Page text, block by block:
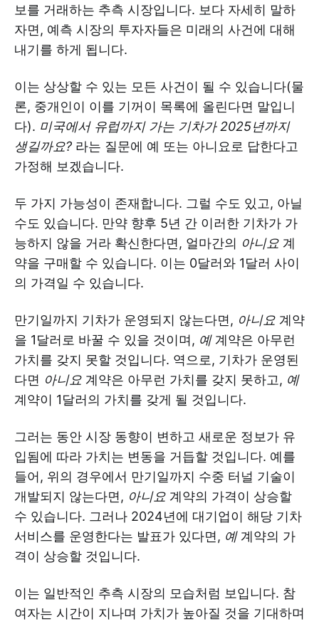
보를 거래하는 추측 시장입니다. 보다 자세히 말하
자면, 예측 시장의 투자자들은 미래의 사건에 대해
내기를 하게 됩니다.
이는 상상할 수 있는 모든 사건이 될 수 있습니다(물
론, 중개인이 이를 기꺼이 목록에 올린다면 말입니
다). 미국에서 유럽까지 가는 기차가 2025년까지
생길까요? 라는 질문에 예 또는 아니요로 답한다고
가정해 보겠습니다.
두 가지 가능성이 존재합니다. 그럴 수도 있고, 아닐
수도 있습니다. 만약 향후 5년 간 이러한 기차가 가
능하지 않을 거라 확신한다면, 얼마간의 아니요 계
약을 구매할 수 있습니다. 이는 0달러와 1달러 사이
의 가격일 수 있습니다.
만기일까지 기차가 운영되지 않는다면, 아니요 계약
을 1달러로 바꿀 수 있을 것이며, 예계약은 아무런
가치를 갖지 못할 것입니다. 역으로, 기차가 운영된
다면 아니요 계약은 아무런 가치를 갖지 못하고, 예
계약이 1달러의 가치를 갖게 될 것입니다.
그러는 동안 시장 동향이 변하고 새로운 정보가 유
입됨에 따라 가치는 변동을 거듭할 것입니다. 예를
들어, 위의 경우에서 만기일까지 수중 터널 기술이
개발되지 않는다면, 아니요 계약의 가격이 상승할
수 있습니다. 그러나 2024년에 대기업이 해당 기차
서비스를 운영한다는 발표가 있다면, 예계약의 가
격이 상승할 것입니다.
이는 일반적인 추측 시장의 모습처럼 보입니다. 참
여자는 시간이 지나며 가치가 높아질 것을 기대하며